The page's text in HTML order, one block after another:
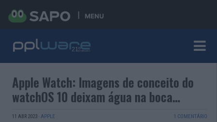
MENU
Apple Watch: Imagens de conceito do
watchOS 10 deixam água na boca…
11 ABR 2023 · APPLE 1 COMENTÁRIO